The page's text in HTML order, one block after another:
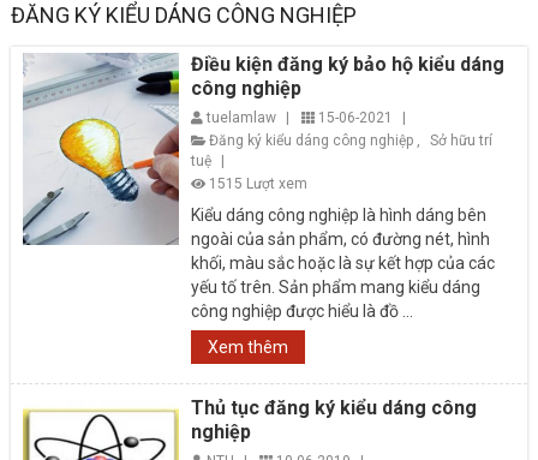
ĐĂNG KÝ KIỂU DÁNG CÔNG NGHIỆP
Điều kiện đăng ký bảo hộ kiểu dáng
công nghiệp
tuelamlaw | 15-06-2021
|
Đăng ký kiểu dáng công nghiệp
Sở hữu trí
tuệ
|
1515 Lượt xem
Kiểu dáng công nghiệp là hình dáng bên
ngoài của sản phẩm, có đường nét, hình
khối, màu sắc hoặc là sự kết hợp của các
yếu tố trên. Sản phẩm mang kiểu dáng
công nghiệp được hiểu là đồ ...
Xem thêm
Thủ tục đăng ký kiểu dáng công
nghiệp